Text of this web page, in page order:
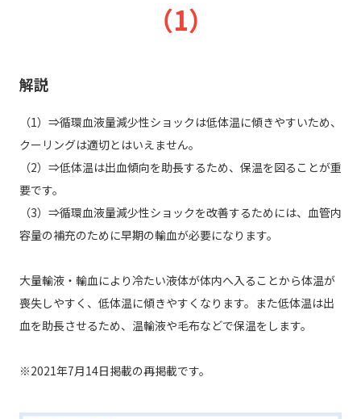
（1）
解説
（1）⇒循環血液量減少性ショックは低体温に傾きやすいため、
クーリングは適切とはいえません。
（2）⇒低体温は出血傾向を助長するため、保温を図ることが重
要です。
（3）⇒循環血液量減少性ショックを改善するためには、血管内
容量の補充のために早期の輸血が必要になります。
大量輸液・輸血により冷たい液体が体内へ入ることから体温が
喪失しやすく、低体温に傾きやすくなります。また低体温は出
血を助長させるため、温輸液や毛布などで保温をします。
※2021年7月14日掲載の再掲載です。